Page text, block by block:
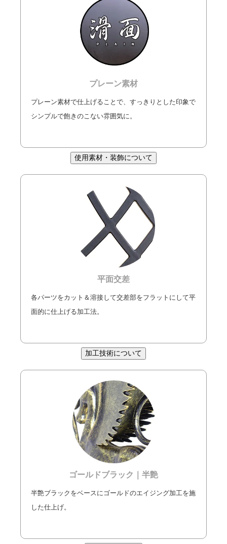
プレーン素材
プレーン素材で仕上げることで、すっきりとした印象で
シンプルで飽きのこない雰囲気に。
使用素材・装飾について
平面交差
各パーツをカット＆溶接して交差部をフラットにして平
面的に仕上げる加工法。
加工技術について
ゴールドブラック｜半艶
半艶ブラックをベースにゴールドのエイジング加工を施
した仕上げ。